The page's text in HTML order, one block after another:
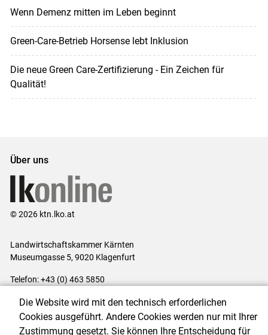
Wenn Demenz mitten im Leben beginnt
Green-Care-Betrieb Horsense lebt Inklusion
Die neue Green Care-Zertifizierung - Ein Zeichen für
Qualität!
Über uns
© 2026 ktn.lko.at
Landwirtschaftskammer Kärnten
Museumgasse 5, 9020 Klagenfurt
Telefon: +43 (0) 463 5850
Impressum|Kontakt|Datenschutzerklärung|Barrierefreiheit|
Cookie-Einstellungen
Die Website wird mit den technisch erforderlichen
Cookies ausgeführt. Andere Cookies werden nur mit Ihrer
Zustimmung gesetzt. Sie können Ihre Entscheidung für